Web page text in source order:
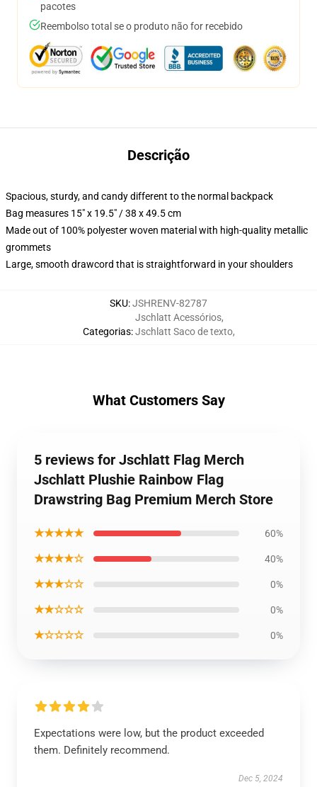
pacotes
Reembolso total se o produto não for recebido
Descrição
Spacious, sturdy, and candy different to the normal backpack
Bag measures 15" x 19.5" / 38 x 49.5 cm
Made out of 100% polyester woven material with high-quality metallic
grommets
Large, smooth drawcord that is straightforward in your shoulders
SKU:JSHRENV-82787
Categorias:
Jschlatt Acessórios,
Jschlatt Saco de texto,
What Customers Say
5 reviews for Jschlatt Flag Merch
Jschlatt Plushie Rainbow Flag
Drawstring Bag Premium Merch Store
★★★★★ 60%
★★★★☆ 40%
★★★☆☆ 0%
★★☆☆☆ 0%
★☆☆☆☆ 0%
Expectations were low, but the product exceeded
them. Definitely recommend.
Dec 5, 2024